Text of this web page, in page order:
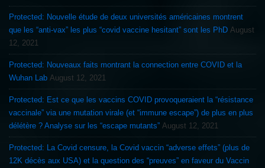
Protected: Nouvelle étude de deux universités américaines montrent
que les “anti-vax” les plus “covid vaccine hesitant” sont les PhD August
12, 2021
Protected: Nouveaux faits montrant la connection entre COVID et la
Wuhan Lab August 12, 2021
Protected: Est ce que les vaccins COVID provoqueraient la “résistance
vaccinale” via une mutation virale (et “immune escape”) de plus en plus
délétère ? Analyse sur les “escape mutants” August 12, 2021
Protected: La Covid censure, la Covid vaccin “adverse effets” (plus de
12K décès aux USA) et la question des “preuves” en faveur du Vaccin